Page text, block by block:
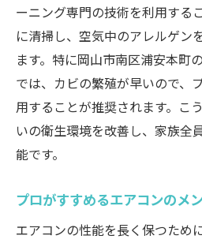
ーニング専門の技術を利用する
に清掃し、空気中のアレルゲン
ます。特に岡山市南区浦安本町
では、カビの繁殖が早いので、
用することが推奨されます。こ
いの衛生環境を改善し、家族全
能です。
プロがすすめるエアコンのメ
エアコンの性能を長く保つため